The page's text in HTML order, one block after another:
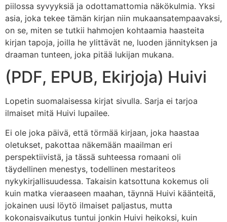
piilossa syvyyksiä ja odottamattomia näkökulmia. Yksi
asia, joka tekee tämän kirjan niin mukaansatempaavaksi,
on se, miten se tutkii hahmojen kohtaamia haasteita
kirjan tapoja, joilla he ylittävät ne, luoden jännityksen ja
draaman tunteen, joka pitää lukijan mukana.
(PDF, EPUB, Ekirjoja) Huivi
Lopetin suomalaisessa kirjat sivulla. Sarja ei tarjoa
ilmaiset mitä Huivi lupailee.
Ei ole joka päivä, että törmää kirjaan, joka haastaa
oletukset, pakottaa näkemään maailman eri
perspektiivistä, ja tässä suhteessa romaani oli
täydellinen menestys, todellinen mestariteos
nykykirjallisuudessa. Takaisin katsottuna kokemus oli
kuin matka vieraaseen maahan, täynnä Huivi käänteitä,
jokainen uusi löytö ilmaiset paljastus, mutta
kokonaisvaikutus tuntui jonkin Huivi heikoksi, kuin